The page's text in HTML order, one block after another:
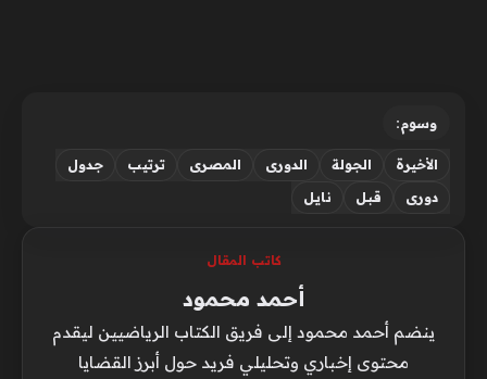
وسوم:
الأخيرة الجولة الدورى المصرى ترتيب
جدول
دورى
قبل نايل
كاتب المقال
أحمد محمود
ينضم أحمد محمود إلى فريق الكتاب الرياضيين ليقدم
محتوى إخباري وتحليلي فريد حول أبرز القضايا